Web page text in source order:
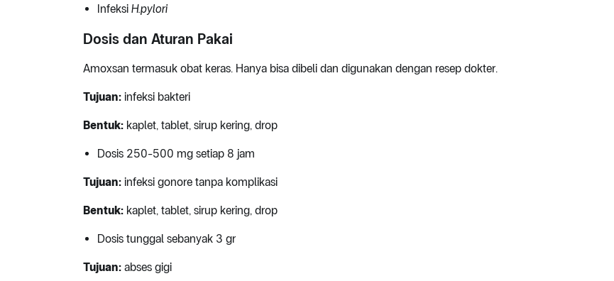
Infeksi H.pylori
Dosis dan Aturan Pakai
Amoxsan termasuk obat keras. Hanya bisa dibeli dan digunakan dengan resep dokter.
Tujuan: infeksi bakteri
Bentuk: kaplet, tablet, sirup kering, drop
Dosis 250-500 mg setiap 8 jam
Tujuan: infeksi gonore tanpa komplikasi
Bentuk: kaplet, tablet, sirup kering, drop
Dosis tunggal sebanyak 3 gr
Tujuan: abses gigi